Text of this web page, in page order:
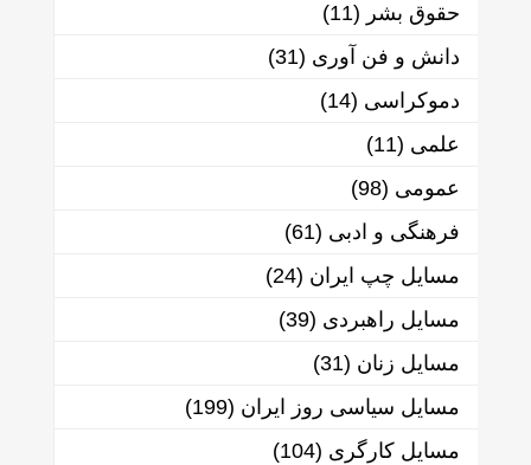
حقوق بشر (11)
دانش و فن آوری (31)
دموکراسی (14)
علمی (11)
عمومی (98)
فرهنگی و ادبی (61)
مسایل چپ ایران (24)
مسایل راهبردی (39)
مسایل زنان (31)
مسایل سیاسی روز ایران (199)
مسایل کارگری (104)